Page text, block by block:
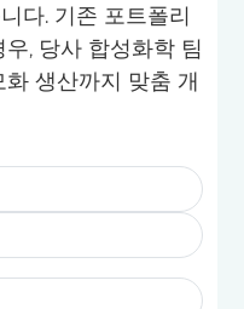
다. 기존 포트폴리
, 당사 합성화학 팀
생산까지 맞춤 개